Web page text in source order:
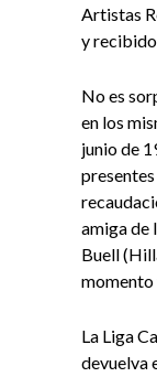
Artistas
y
No es
en los
junio de
amiga de
Buell
momento
La Liga
devuelva